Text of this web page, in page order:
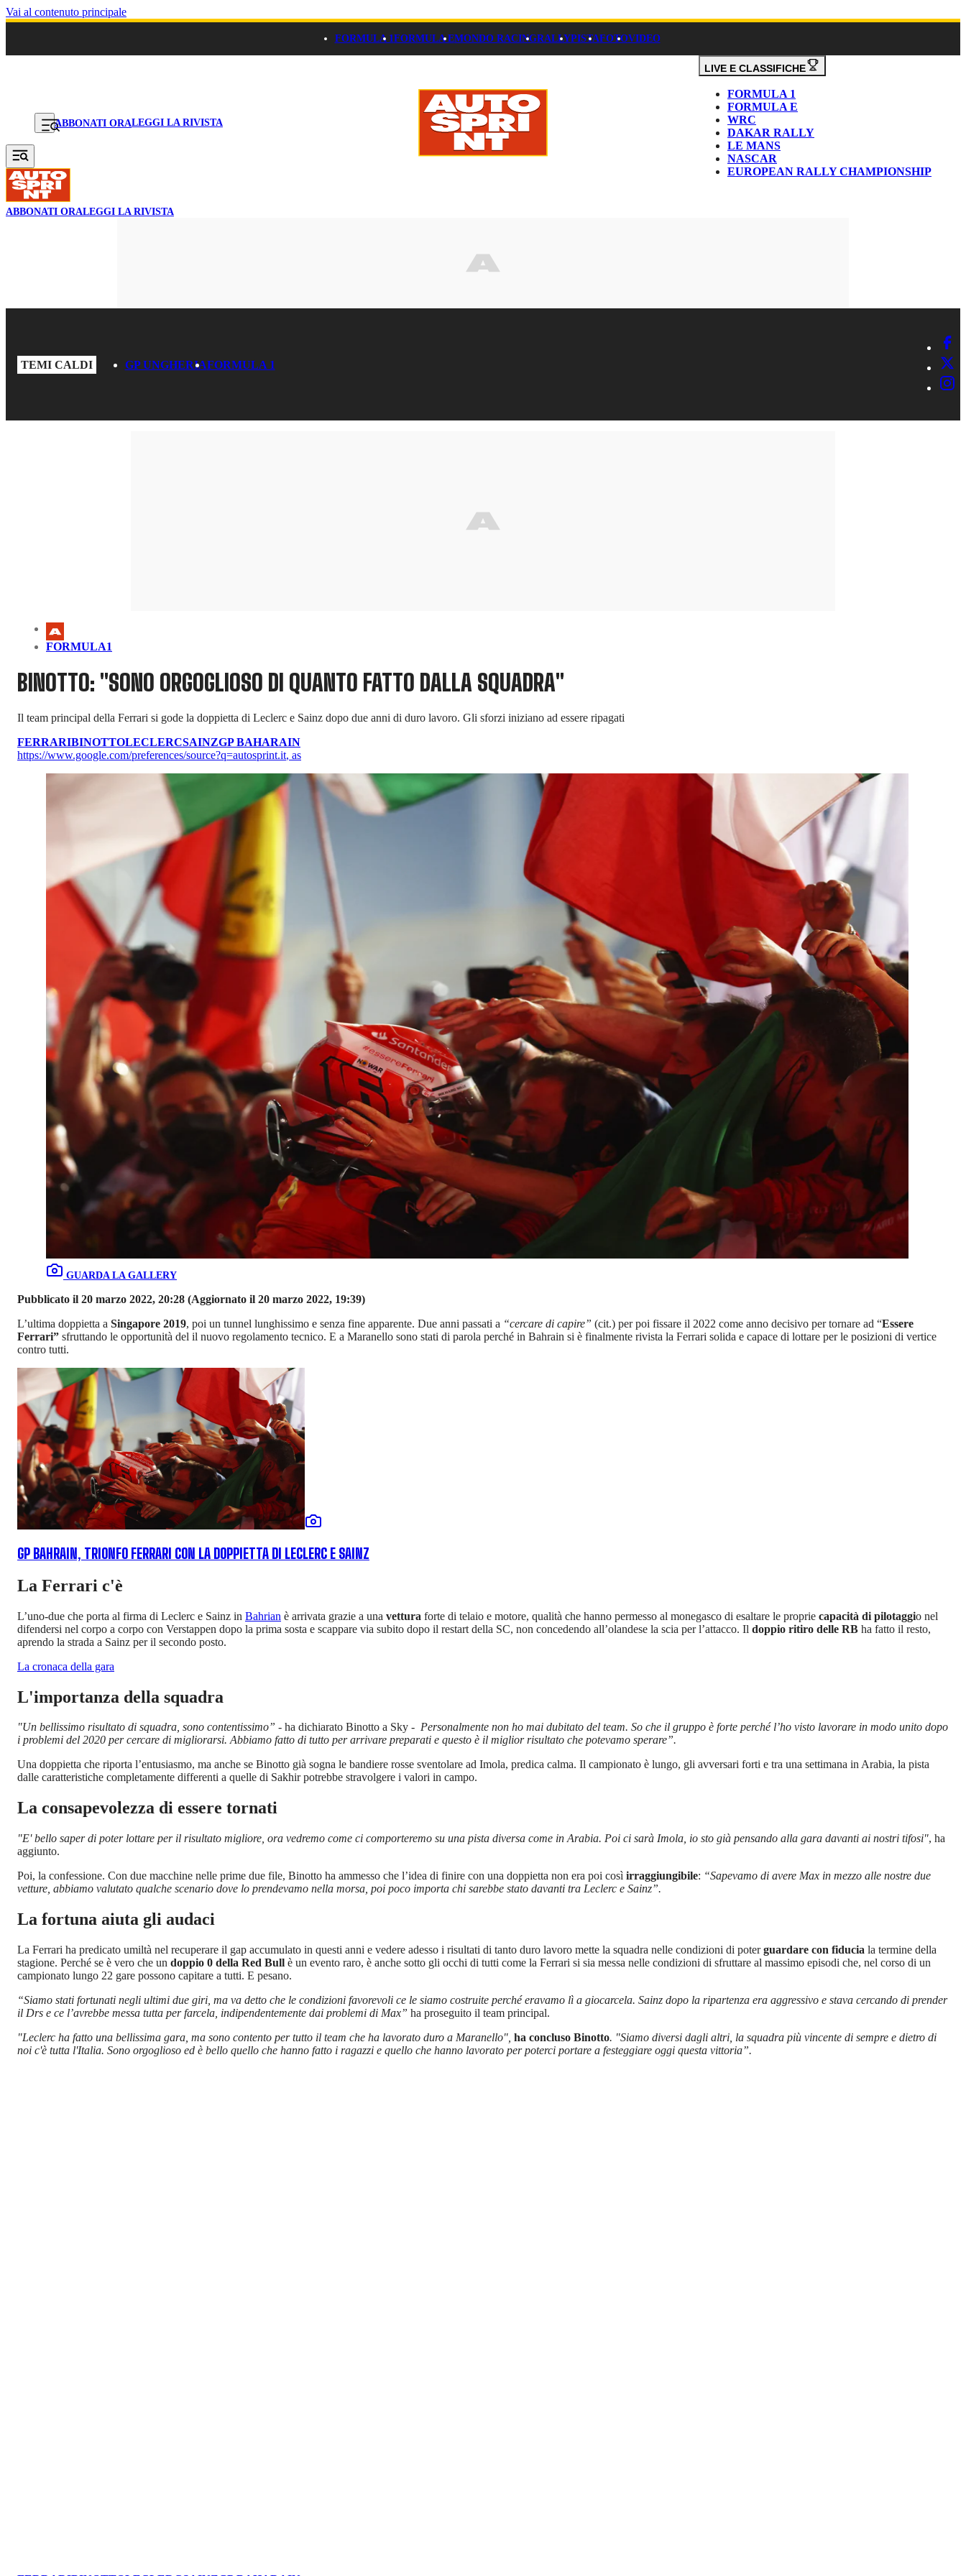
Vai al contenuto principale
FORMULA 1FORMULA EMONDO RACINGRALLYPISTAFOTOVIDEO
ABBONATI ORALEGGI LA RIVISTA
LIVE E CLASSIFICHE
FORMULA 1
FORMULA E
WRC
DAKAR RALLY
LE MANS
NASCAR
EUROPEAN RALLY CHAMPIONSHIP
ABBONATI ORALEGGI LA RIVISTA
TEMI CALDI GP UNGHERIAFORMULA 1
FORMULA1
BINOTTO: "SONO ORGOGLIOSO DI QUANTO FATTO DALLA SQUADRA"
Il team principal della Ferrari si gode la doppietta di Leclerc e Sainz dopo due anni di duro lavoro. Gli sforzi iniziano ad essere ripagati
FERRARIBINOTTOLECLERCSAINZGP BAHARAIN
https://www.google.com/preferences/source?q=autosprint.it, as
GUARDA LA GALLERY
Pubblicato il 20 marzo 2022, 20:28 (Aggiornato il 20 marzo 2022, 19:39)
L’ultima doppietta a Singapore 2019, poi un tunnel lunghissimo e senza fine apparente. Due anni passati a “cercare di capire” (cit.) per poi fissare il 2022 come anno decisivo per tornare ad “Essere
Ferrari” sfruttando le opportunità del il nuovo regolamento tecnico. E a Maranello sono stati di parola perché in Bahrain si è finalmente rivista la Ferrari solida e capace di lottare per le posizioni di vertice
contro tutti.
GP BAHRAIN, TRIONFO FERRARI CON LA DOPPIETTA DI LECLERC E SAINZ
La Ferrari c'è
L’uno-due che porta al firma di Leclerc e Sainz in Bahrian è arrivata grazie a una vettura forte di telaio e motore, qualità che hanno permesso al monegasco di esaltare le proprie capacità di pilotaggio nel
difendersi nel corpo a corpo con Verstappen dopo la prima sosta e scappare via subito dopo il restart della SC, non concedendo all’olandese la scia per l’attacco. Il doppio ritiro delle RB ha fatto il resto,
aprendo la strada a Sainz per il secondo posto.
La cronaca della gara
L'importanza della squadra
"Un bellissimo risultato di squadra, sono contentissimo” - ha dichiarato Binotto a Sky - Personalmente non ho mai dubitato del team. So che il gruppo è forte perché l’ho visto lavorare in modo unito dopo
i problemi del 2020 per cercare di migliorarsi. Abbiamo fatto di tutto per arrivare preparati e questo è il miglior risultato che potevamo sperare”.
Una doppietta che riporta l’entusiasmo, ma anche se Binotto già sogna le bandiere rosse sventolare ad Imola, predica calma. Il campionato è lungo, gli avversari forti e tra una settimana in Arabia, la pista
dalle caratteristiche completamente differenti a quelle di Sakhir potrebbe stravolgere i valori in campo.
La consapevolezza di essere tornati
"E' bello saper di poter lottare per il risultato migliore, ora vedremo come ci comporteremo su una pista diversa come in Arabia. Poi ci sarà Imola, io sto già pensando alla gara davanti ai nostri tifosi", ha
aggiunto.
Poi, la confessione. Con due macchine nelle prime due file, Binotto ha ammesso che l’idea di finire con una doppietta non era poi così irraggiungibile: “Sapevamo di avere Max in mezzo alle nostre due
vetture, abbiamo valutato qualche scenario dove lo prendevamo nella morsa, poi poco importa chi sarebbe stato davanti tra Leclerc e Sainz”.
La fortuna aiuta gli audaci
La Ferrari ha predicato umiltà nel recuperare il gap accumulato in questi anni e vedere adesso i risultati di tanto duro lavoro mette la squadra nelle condizioni di poterguardare con fiducia la termine della
stagione. Perché se è vero che un doppio 0 della Red Bull è un evento raro, è anche sotto gli occhi di tutti come la Ferrari si sia messa nelle condizioni di sfruttare al massimo episodi che, nel corso di un
campionato lungo 22 gare possono capitare a tutti. E pesano.
“Siamo stati fortunati negli ultimi due giri, ma va detto che le condizioni favorevoli ce le siamo costruite perché eravamo lì a giocarcela. Sainz dopo la ripartenza era aggressivo e stava cercando di prender
il Drs e ce l’avrebbe messa tutta per farcela, indipendentemente dai problemi di Max” ha proseguito il team principal.
"Leclerc ha fatto una bellissima gara, ma sono contento per tutto il team che ha lavorato duro a Maranello", ha concluso Binotto. "Siamo diversi dagli altri, la squadra più vincente di sempre e dietro di
noi c'è tutta l'Italia. Sono orgoglioso ed è bello quello che hanno fatto i ragazzi e quello che hanno lavorato per poterci portare a festeggiare oggi questa vittoria”.